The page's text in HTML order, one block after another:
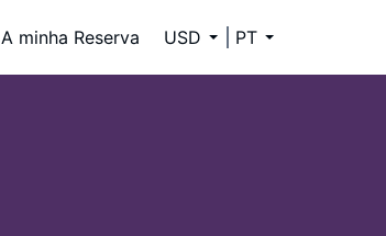
A minha Reserva USD PT